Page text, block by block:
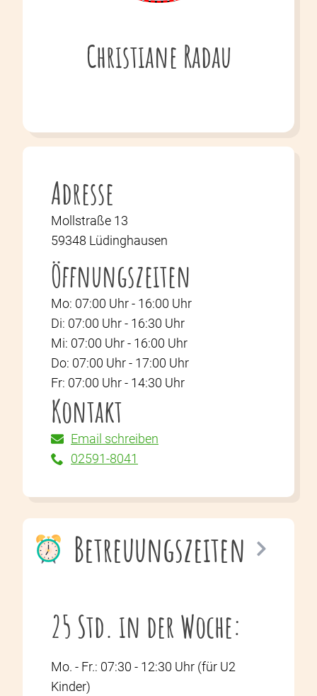
Christiane Radau
Adresse
Mollstraße 13
59348 Lüdinghausen
Öffnungszeiten
Mo: 07:00 Uhr - 16:00 Uhr
Di: 07:00 Uhr - 16:30 Uhr
Mi: 07:00 Uhr - 16:00 Uhr
Do: 07:00 Uhr - 17:00 Uhr
Fr: 07:00 Uhr - 14:30 Uhr
Kontakt
Email schreiben
02591-8041
Betreuungszeiten
25 Std. in der Woche:
Mo. - Fr.: 07:30 - 12:30 Uhr (für U2
Kinder)